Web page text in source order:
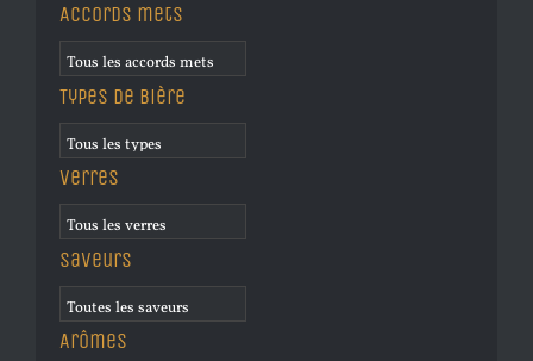
Accords mets
Types de bière
Verres
Saveurs
Arômes